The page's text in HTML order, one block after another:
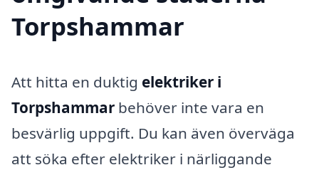
Torpshammar
Att hitta en duktig elektriker i
Torpshammar behöver inte vara en
besvärlig uppgift. Du kan även överväga
att söka efter elektriker i närliggande